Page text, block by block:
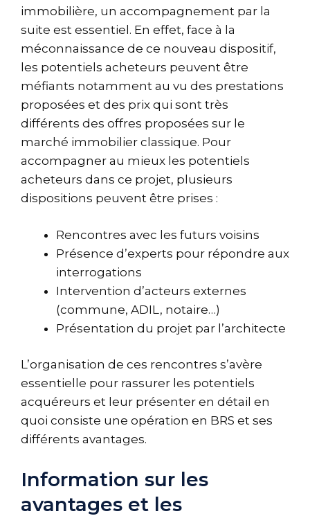
immobilière, un accompagnement par la
suite est essentiel. En effet, face à la
méconnaissance de ce nouveau dispositif,
les potentiels acheteurs peuvent être
méfiants notamment au vu des prestations
proposées et des prix qui sont très
différents des offres proposées sur le
marché immobilier classique. Pour
accompagner au mieux les potentiels
acheteurs dans ce projet, plusieurs
dispositions peuvent être prises :
Rencontres avec les futurs voisins
Présence d’experts pour répondre aux
interrogations
Intervention d’acteurs externes
(commune, ADIL, notaire…)
Présentation du projet par l’architecte
L’organisation de ces rencontres s’avère
essentielle pour rassurer les potentiels
acquéreurs et leur présenter en détail en
quoi consiste une opération en BRS et ses
différents avantages.
Information sur les
avantages et les